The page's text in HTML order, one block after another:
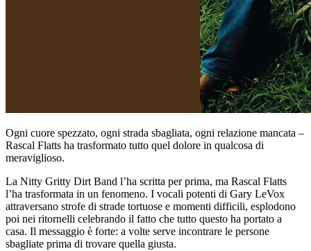
Ogni cuore spezzato, ogni strada sbagliata, ogni relazione mancata –
Rascal Flatts ha trasformato tutto quel dolore in qualcosa di
meraviglioso.
La Nitty Gritty Dirt Band l’ha scritta per prima, ma Rascal Flatts
l’ha trasformata in un fenomeno. I vocali potenti di Gary LeVox
attraversano strofe di strade tortuose e momenti difficili, esplodono
poi nei ritornelli celebrando il fatto che tutto questo ha portato a
casa. Il messaggio è forte: a volte serve incontrare le persone
sbagliate prima di trovare quella giusta.